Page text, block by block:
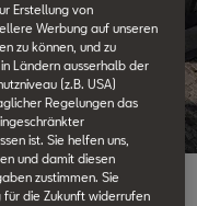
Erstellung von
Werbung auf unseren
zu können, und zu
Ländern ausserhalb der
(z.B. USA)
Regelungen das
ist. Sie helfen uns,
und damit diesen
zustimmen. Sie
für die Zukunft widerrufen